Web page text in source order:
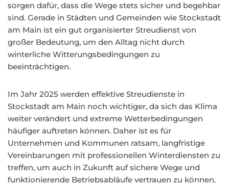
sorgen dafür, dass die Wege stets sicher und begehbar
sind. Gerade in Städten und Gemeinden wie Stockstadt
am Main ist ein gut organisierter Streudienst von
großer Bedeutung, um den Alltag nicht durch
winterliche Witterungsbedingungen zu
beeinträchtigen.
Im Jahr 2025 werden effektive Streudienste in
Stockstadt am Main noch wichtiger, da sich das Klima
weiter verändert und extreme Wetterbedingungen
häufiger auftreten können. Daher ist es für
Unternehmen und Kommunen ratsam, langfristige
Vereinbarungen mit professionellen Winterdiensten zu
treffen, um auch in Zukunft auf sichere Wege und
funktionierende Betriebsabläufe vertrauen zu können.